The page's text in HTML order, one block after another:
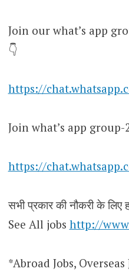
Join our what’s app
👇
https://
Join what’s app
https://
सभी प्रकार की नौकरी के लिए
See All jobs http://
*Abroad Jobs, Overseas